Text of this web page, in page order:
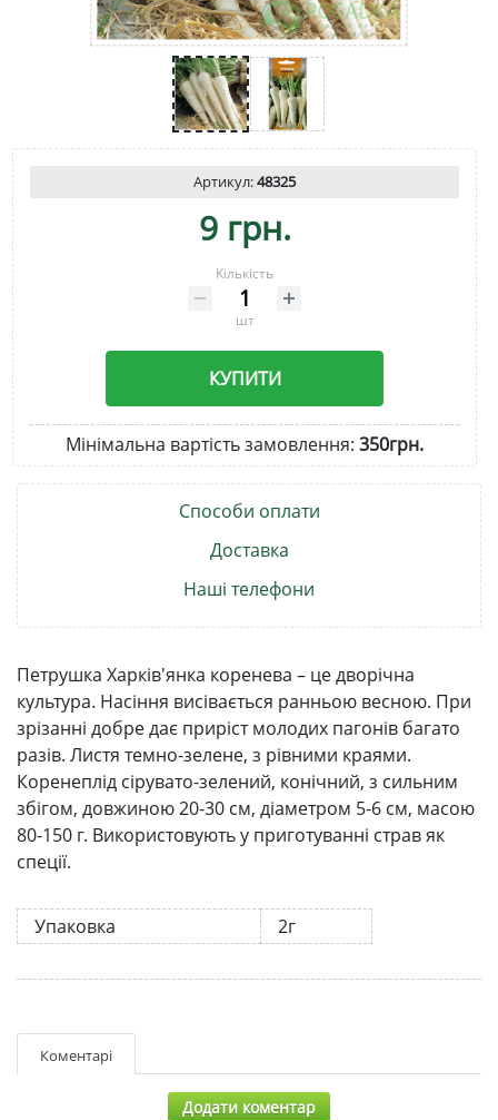
Артикул:48325
9 грн.
Кількість
шт
КУПИТИ
Мінімальна вартість замовлення: 350грн.
Способи оплати
Доставка
Наші телефони
Петрушка Харків'янка коренева – це дворічна
культура. Насіння висівається ранньою весною. При
зрізанні добре дає приріст молодих пагонів багато
разів. Листя темно-зелене, з рівними краями.
Коренеплід сірувато-зелений, конічний, з сильним
збігом, довжиною 20-30 см, діаметром 5-6 см, масою
80-150 г. Використовують у приготуванні страв як
спеції.
Упаковка 2г
Коментарі
Додати коментар